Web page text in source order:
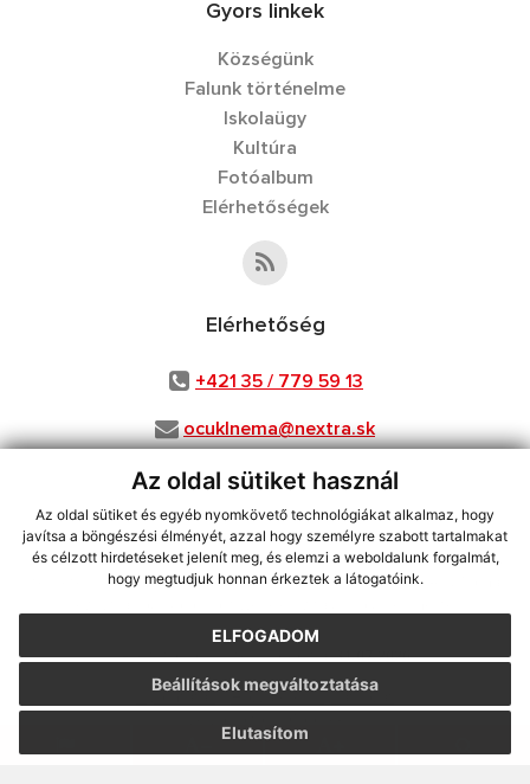
Az oldal sütiket használ
Az oldal sütiket és egyéb nyomkövető technológiákat alkalmaz, hogy
javítsa a böngészési élményét, azzal hogy személyre szabott tartalmakat
és célzott hirdetéseket jelenít meg, és elemzi a weboldalunk forgalmát,
hogy megtudjuk honnan érkeztek a látogatóink.
ELFOGADOM
Elutasítom
Beállítások megváltoztatása
Gyors linkek
Községünk
Falunk történelme
Iskolaügy
Kultúra
Fotóalbum
Elérhetőségek
Elérhetőség
+421 35 / 779 59 13
ocuklnema@nextra.sk
használja ki a legfrissebb információk követését az RSS funkcióval,
ECHELON 2 CMS rendszer (tartalomkezelő rendszer),Honlaptérkép
Internetes portál, webhosting,webex.digital, s.r.o.,Domain-ek
A legutolsó frissítés időpontja:31.07.2026
Nyomtatás|Hozzáférési nyilatkozat